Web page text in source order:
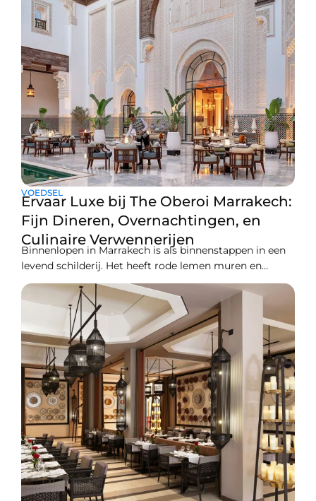
VOEDSEL
Ervaar Luxe bij The Oberoi Marrakech:
Fijn Dineren, Overnachtingen, en
Culinaire Verwennerijen
Binnenlopen in Marrakech is als binnenstappen in een
levend schilderij. Het heeft rode lemen muren en
etherische tuinen. Je zult houden van de echo van
traditioneel geroep door de straten heen. Geniet het
beste van de stad met The Oberoi Marrakech. Deze
serene oase is slechts 20 minuten verwijderd van